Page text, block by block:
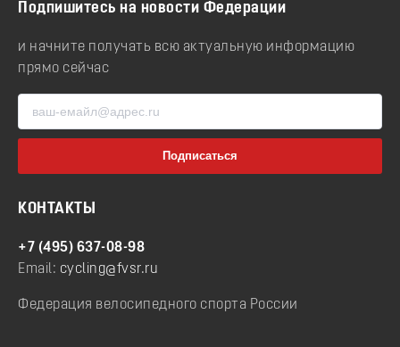
Подпишитесь на новости Федерации
и начните получать всю актуальную информацию
прямо сейчас
КОНТАКТЫ
+7 (495) 637-08-98
Email: cycling@fvsr.ru
Федерация велосипедного спорта России